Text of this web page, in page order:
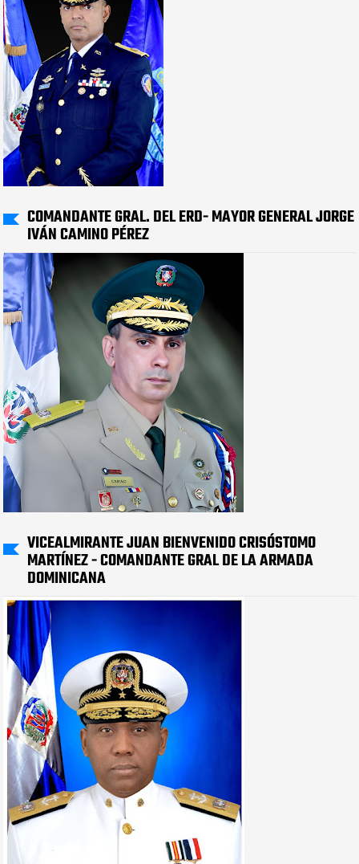
COMANDANTE GRAL. DEL ERD- MAYOR GENERAL JORGE
IVÁN CAMINO PÉREZ
VICEALMIRANTE JUAN BIENVENIDO CRISÓSTOMO
MARTÍNEZ - COMANDANTE GRAL DE LA ARMADA
DOMINICANA